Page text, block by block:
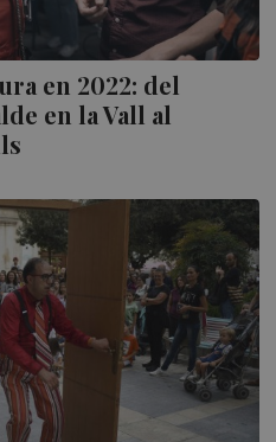
en 2022: del
en la Vall al